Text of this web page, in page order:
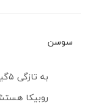
سوسن
روبیکا